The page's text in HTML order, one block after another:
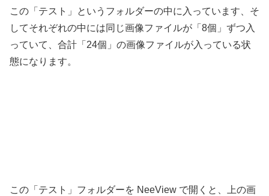
この「テスト」というフォルダーの中に入っています、そ
してそれぞれの中には同じ画像ファイルが「8個」ずつ入
っていて、合計「24個」の画像ファイルが入っている状
態になります。
この「テスト」フォルダーを NeeView で開くと、上の画